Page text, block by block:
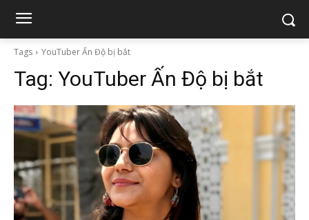
Tags YouTuber Ấn Độ bị bắt
Tag: YouTuber Ấn Độ bị bắt